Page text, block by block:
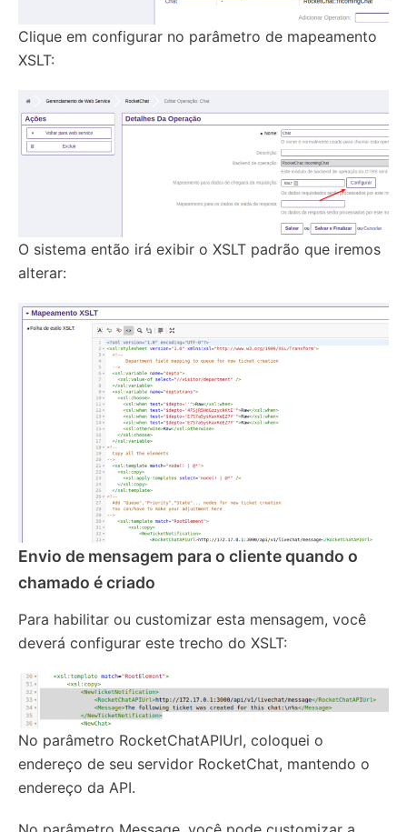
Clique em configurar no parâmetro de mapeamento
XSLT:
O sistema então irá exibir o XSLT padrão que iremos
alterar:
Envio de mensagem para o cliente quando o
chamado é criado
Para habilitar ou customizar esta mensagem, você
deverá configurar este trecho do XSLT:
No parâmetro RocketChatAPIUrl, coloquei o
endereço de seu servidor RocketChat, mantendo o
endereço da API.